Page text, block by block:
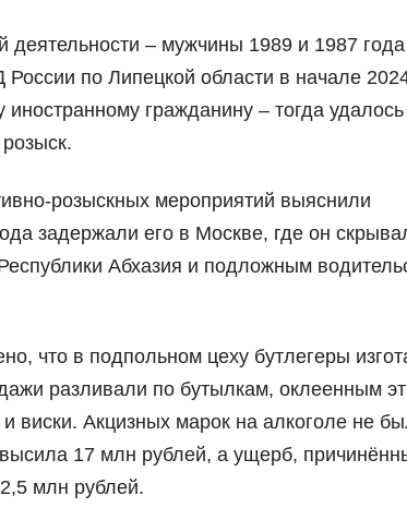
деятельности – мужчины 1989 и 1987
по Липецкой области в начале
гражданину – тогда удалось
розыскных мероприятий выяснили
задержали его в Москве, где он
Абхазия и подложным
что в подпольном цеху бутлегеры
разливали по бутылкам, оклеенным
виски. Акцизных марок на алкоголе не
17 млн рублей, а ущерб,
млн рублей.